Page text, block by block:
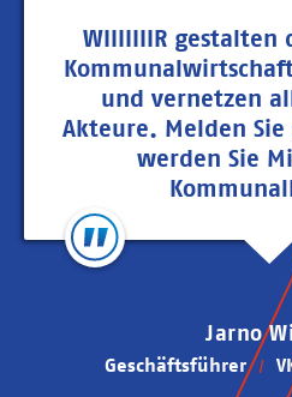
WIIIIIIIR gestalten
und vernetzen
Akteure. Melden
werden Sie
Jarno
Geschäftsführer